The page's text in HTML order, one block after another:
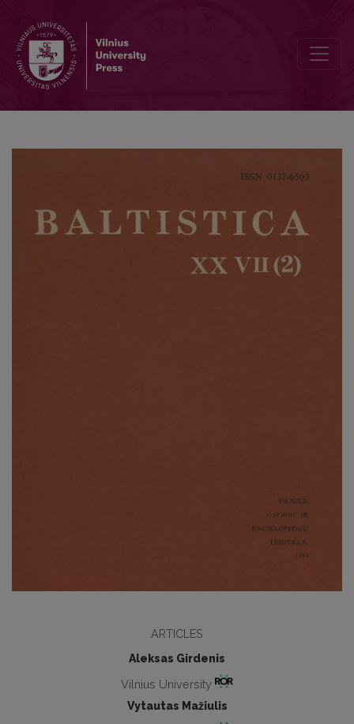
ARTICLES
Aleksas Girdenis
Vilnius University
Vytautas Mažiulis